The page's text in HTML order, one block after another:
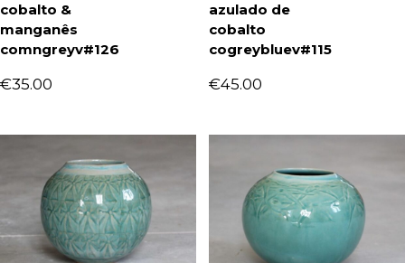
cobalto &
manganês
comngreyv#126
35.00
€
azulado de
cobalto
cogreybluev#115
45.00
€